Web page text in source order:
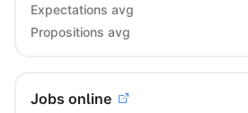
Expectations avg
Propositions avg
Jobs online